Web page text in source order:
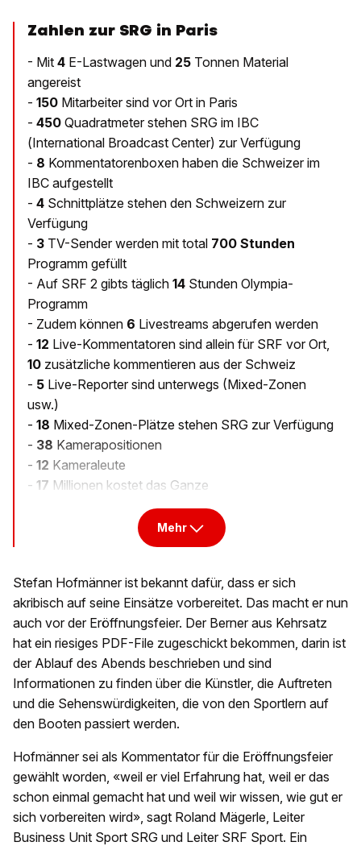
Zahlen zur SRG in Paris
- Mit 4 E-Lastwagen und 25 Tonnen Material
angereist
- 150 Mitarbeiter sind vor Ort in Paris
- 450 Quadratmeter stehen SRG im IBC
(International Broadcast Center) zur Verfügung
- 8 Kommentatorenboxen haben die Schweizer im
IBC aufgestellt
- 4 Schnittplätze stehen den Schweizern zur
Verfügung
- 3 TV-Sender werden mit total 700 Stunden
Programm gefüllt
- Auf SRF 2 gibts täglich 14 Stunden Olympia-
Programm
- Zudem können 6 Livestreams abgerufen werden
- 12 Live-Kommentatoren sind allein für SRF vor Ort,
10 zusätzliche kommentieren aus der Schweiz
- 5 Live-Reporter sind unterwegs (Mixed-Zonen
usw.)
- 18 Mixed-Zonen-Plätze stehen SRG zur Verfügung
- 38 Kamerapositionen
- 12 Kameraleute
- 17 Millionen kostet das Ganze
Mehr
Stefan Hofmänner ist bekannt dafür, dass er sich
akribisch auf seine Einsätze vorbereitet. Das macht er nun
auch vor der Eröffnungsfeier. Der Berner aus Kehrsatz
hat ein riesiges PDF-File zugeschickt bekommen, darin ist
der Ablauf des Abends beschrieben und sind
Informationen zu finden über die Künstler, die Auftreten
und die Sehenswürdigkeiten, die von den Sportlern auf
den Booten passiert werden.
Hofmänner sei als Kommentator für die Eröffnungsfeier
gewählt worden, «weil er viel Erfahrung hat, weil er das
schon einmal gemacht hat und weil wir wissen, wie gut er
sich vorbereiten wird», sagt Roland Mägerle, Leiter
Business Unit Sport SRG und Leiter SRF Sport. Ein